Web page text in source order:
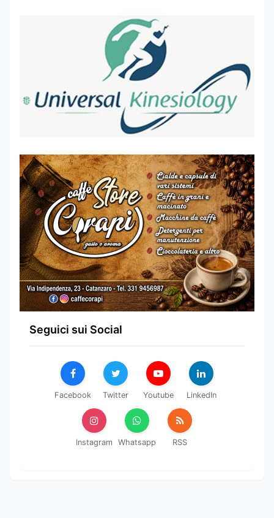
Seguici sui Social
Facebook Twitter Youtube LinkedIn
Instagram Whatsapp RSS